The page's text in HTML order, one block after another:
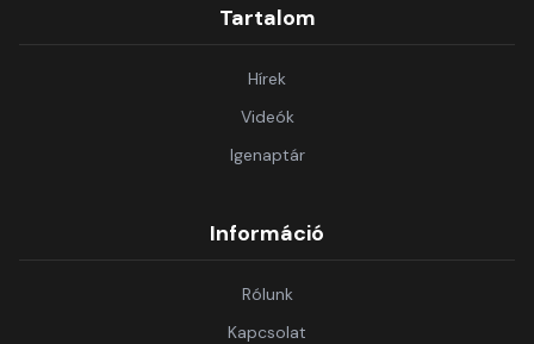
Tartalom
Hírek
Videók
Igenaptár
Információ
Rólunk
Kapcsolat